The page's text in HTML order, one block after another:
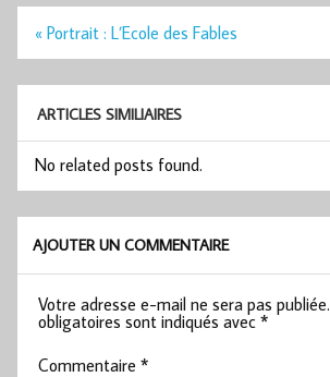
Navigation
« Portrait : L’Ecole des Fables
ARTICLES SIMILIAIRES
No related posts found.
AJOUTER UN COMMENTAIRE
Votre adresse e-mail ne sera pas publiée.
obligatoires sont indiqués avec*
Commentaire*